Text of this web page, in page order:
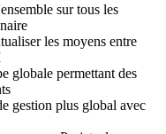
sur tous les
les moyens entre
globale permettant des
gestion plus global avec